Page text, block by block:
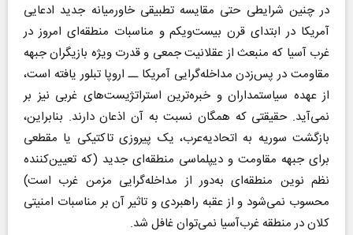
در چنین شرایطی حتی مقایسه تطبیقی خاورمیانه جدید ادعایی
آمریکا در ابتدای قرن بیست‌ویکم و مناسبات منطقه‌ای امروز در
غرب آسیا که منبعث از عقلانیت جمعی و قدرت ویژه بازیگران جبهه
مقاومت در پس‌زدن مداخله‌گرایی آمریکا ــ اروپا تبلور یافته است،
از عهده سیاستمداران و خبره‌ترین استراتژیست‌های غربی نیز بر
نمی‌آید. حقیقتی که همگان نسبت به آن اذعان دارند. بنابراین،
بازگشت سوریه به اتحادیه‌عرب، یک پیروزی تاکتیکی یا مقطعی
برای جبهه مقاومت و دیپلماسی منطقه‌ای جدید (که تعیین‌کننده
نظم نوین منطقه‌ای به‌دور از مداخله‌گرایی مزمن غرب است)
محسوب نمی‌شود و از عقبه راهبردی و تاثیر آن بر مناسبات امنیتی
کلان در منطقه غرب‌آسیا نمی‌توان غافل شد.